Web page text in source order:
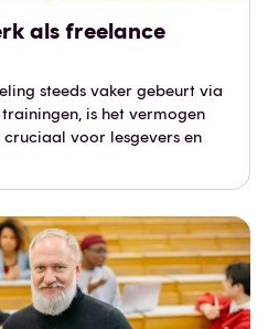
als freelance
steeds vaker gebeurt via
is het vermogen
voor lesgevers en